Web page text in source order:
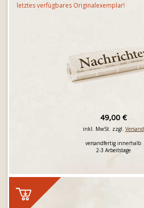
letztes verfügbares Originalexemplar!
49,00 €
inkl. MwSt. zzgl. Versand
versandfertig innerhalb
2-3 Arbeitstage